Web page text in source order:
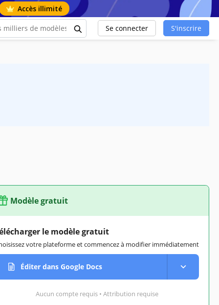
Accès illimité
Se connecter S'inscrire
Modèle gratuit
le modèle gratuit
votre plateforme et commencez à modifier immédiatement
Éditer dans Google Docs
Aucun compte requis • Attribution requise